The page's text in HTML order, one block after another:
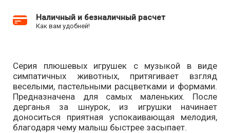
Наличный и безналичный расчет
Как вам удобней!
Серия плюшевых игрушек с музыкой в виде
симпатичных животных, притягивает взгляд
веселыми, пастельными расцветками и формами.
Предназначена для самых маленьких. После
дерганья за шнурок, из игрушки начинает
доноситься приятная успокаивающая мелодия,
благодаря чему малыш быстрее засыпает.